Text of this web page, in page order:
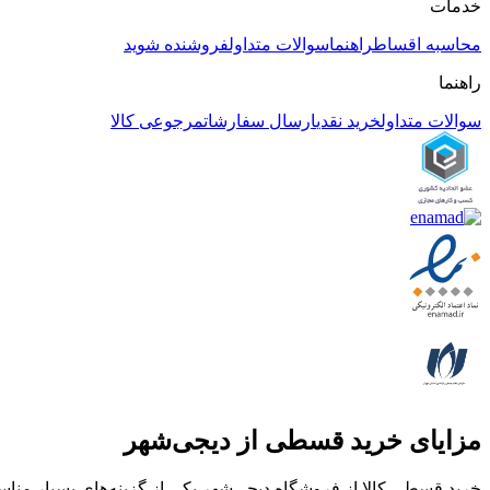
خدمات
محاسبه اقساطراهنماسوالات متداولفروشنده شوید
راهنما
سوالات متداولخرید نقدیارسال سفارشاتمرجوعی کالا
مزایای خرید قسطی از دیجی‌شهر